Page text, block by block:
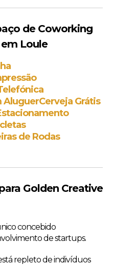
de Coworking
Loule
AluguerCerveja Grátis
de Rodas
Golden Creative
concebido
de startups.
repleto de indivíduos